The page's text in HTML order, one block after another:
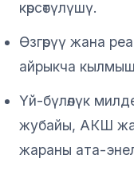
көрсөтүлүшү.
Өзгөрүү жана
айрыкча
Үй-бүлөлүк
жубайы, АКШ
жараны ата-